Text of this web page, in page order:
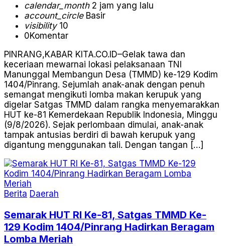
calendar_month2 jam yang lalu
account_circleBasir
visibility10
0Komentar
PINRANG,KABAR KITA.CO.ID–Gelak tawa dan
keceriaan mewarnai lokasi pelaksanaan TNI
Manunggal Membangun Desa (TMMD) ke-129 Kodim
1404/Pinrang. Sejumlah anak-anak dengan penuh
semangat mengikuti lomba makan kerupuk yang
digelar Satgas TMMD dalam rangka menyemarakkan
HUT ke-81 Kemerdekaan Republik Indonesia, Minggu
(9/8/2026). Sejak perlombaan dimulai, anak-anak
tampak antusias berdiri di bawah kerupuk yang
digantung menggunakan tali. Dengan tangan […]
Berita Daerah
Semarak HUT RI Ke-81, Satgas TMMD Ke-
129 Kodim 1404/Pinrang Hadirkan Beragam
Lomba Meriah